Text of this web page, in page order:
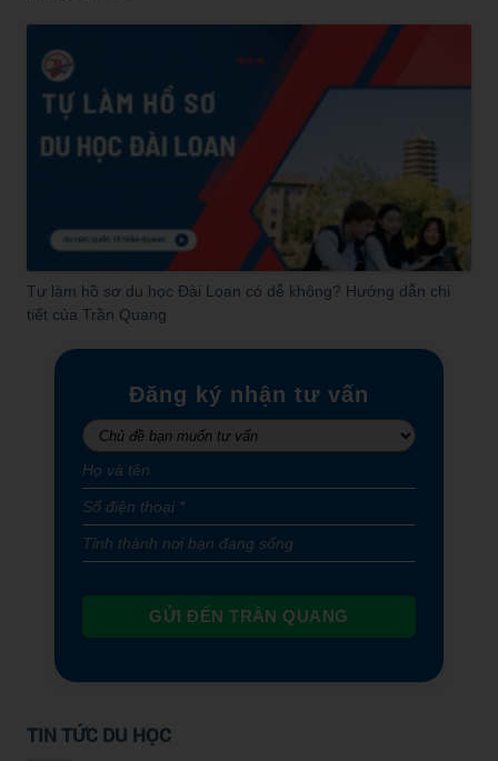
Tự làm hồ sơ du học Đài Loan có dễ không? Hướng dẫn chi
tiết của Trần Quang
Đăng ký nhận tư vấn
GỬI ĐẾN TRẦN QUANG
TIN TỨC DU HỌC